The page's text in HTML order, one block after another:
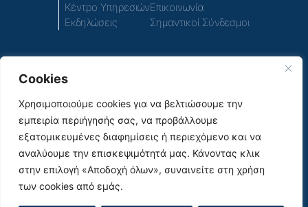
Cookies
Χρησιμοποιούμε cookies για να βελτιώσουμε την
εμπειρία περιήγησής σας, να προβάλλουμε
εξατομικευμένες διαφημίσεις ή περιεχόμενο και να
αναλύουμε την επισκεψιμότητά μας. Κάνοντας κλικ
στην επιλογή «Αποδοχή όλων», συναινείτε στη χρήση
των cookies από εμάς.
Κέντρο Υπηρεσιών
Εκδηλώσεις
Επικοινωνία
Σημαντικοί Σύνδεσμοι
Πρόσβαση στο περιεχόμενο του παλιού ιστοτόπου
του Δήμου
Social Media